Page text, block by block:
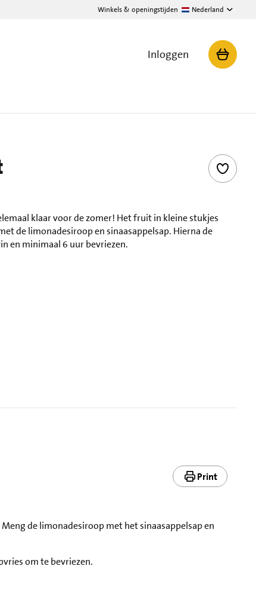
Winkels & openingstijden Nederland
Inloggen
klaar voor de zomer! Het fruit in kleine stukjes
de limonadesiroop en sinaasappelsap. Hierna de
en minimaal 6 uur bevriezen.
Print
de limonadesiroop met het sinaasappelsap en
om te bevriezen.